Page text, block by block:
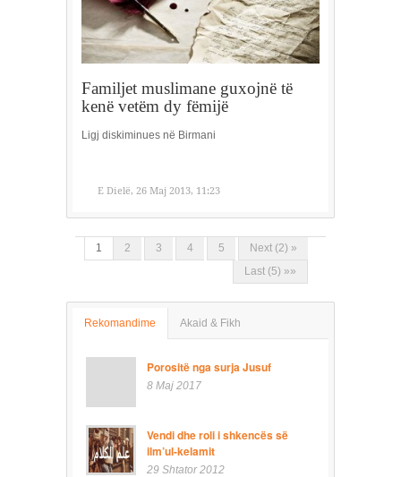
Familjet muslimane guxojnë të
kenë vetëm dy fëmijë
Ligj diskiminues në Birmani
E Dielë, 26 Maj 2013, 11:23
1 2 3 4 5
Next (2) »
Last (5) »»
Rekomandime Akaid & Fikh
Porositë nga surja Jusuf
8 Maj 2017
Vendi dhe roli i shkencës së
ilm’ul-kelamit
29 Shtator 2012